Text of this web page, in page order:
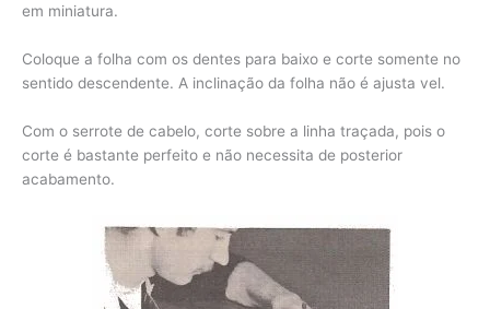
em miniatura.
Coloque a folha com os dentes para baixo e corte somente no
sentido descendente. A inclinação da folha não é ajusta vel.
Com o serrote de cabelo, corte sobre a linha traçada, pois o
corte é bastante perfeito e não necessita de posterior
acabamento.